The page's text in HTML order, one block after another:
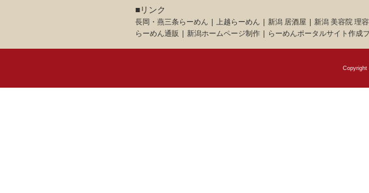
■リンク
長岡・燕三条らーめん 上越らーめん 新潟 居酒屋 新潟 美容院 理
らーめん通販
新潟ホームページ制作 らーめんポータルサイト作成
Copyright